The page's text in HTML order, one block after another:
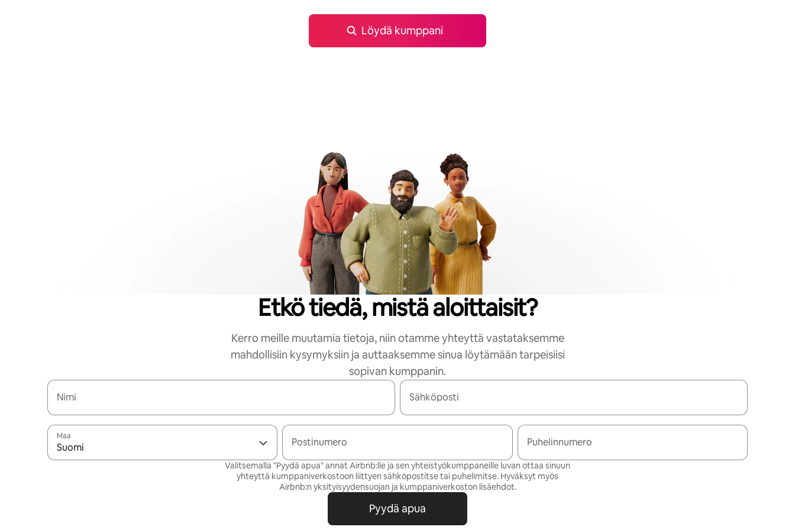
Löydä kumppani
Etkö tiedä, mistä aloittaisit?
Kerro meille muutamia tietoja, niin otamme yhteyttä vastataksemme
mahdollisiin kysymyksiin ja auttaaksemme sinua löytämään tarpeisiisi
sopivan kumppanin.
Nimi Sähköposti
Maa
Suomi Postinumero Puhelinnumero
Valitsemalla "Pyydä apua" annat Airbnb:lle ja sen yhteistyökumppaneille luvan ottaa sinuun
yhteyttä kumppaniverkostoon liittyen sähköpostitse tai puhelimitse. Hyväksyt myös
Airbnb:nyksityisyydensuojanja kumppaniverkoston lisäehdot.
Pyydä apua